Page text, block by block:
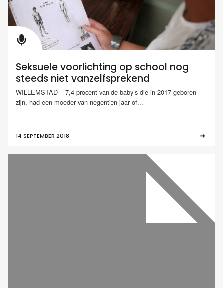
Seksuele voorlichting op school nog
steeds niet vanzelfsprekend
WILLEMSTAD – 7,4 procent van de baby’s die in 2017 geboren
zijn, had een moeder van negentien jaar of...
14 SEPTEMBER 2018